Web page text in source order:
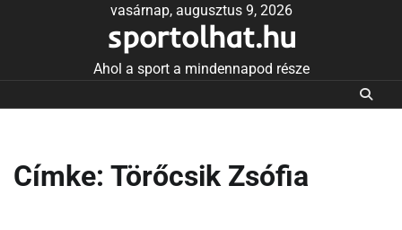
vasárnap, augusztus 9, 2026
sportolhat.hu
Ahol a sport a mindennapod része
Címke: Törőcsik Zsófia